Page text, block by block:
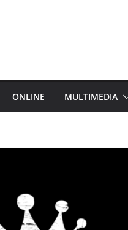
ONLINE MULTIMEDIA